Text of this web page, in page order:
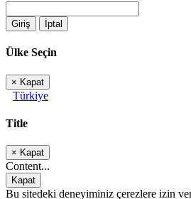
Giriş İptal
Ülke Seçin
× Kapat
Türkiye
Title
× Kapat
Content...
Kapat
Bu sitedeki deneyiminiz çerezlere izin